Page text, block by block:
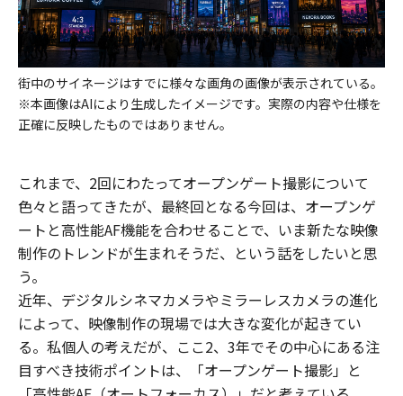
街中のサイネージはすでに様々な画角の画像が表示されている。
※本画像はAIにより生成したイメージです。実際の内容や仕様を
正確に反映したものではありません。
これまで、2回にわたってオープンゲート撮影について
色々と語ってきたが、最終回となる今回は、オープンゲ
ートと高性能AF機能を合わせることで、いま新たな映像
制作のトレンドが生まれそうだ、という話をしたいと思
う。
近年、デジタルシネマカメラやミラーレスカメラの進化
によって、映像制作の現場では大きな変化が起きてい
る。私個人の考えだが、ここ2、3年でその中心にある注
目すべき技術ポイントは、「オープンゲート撮影」と